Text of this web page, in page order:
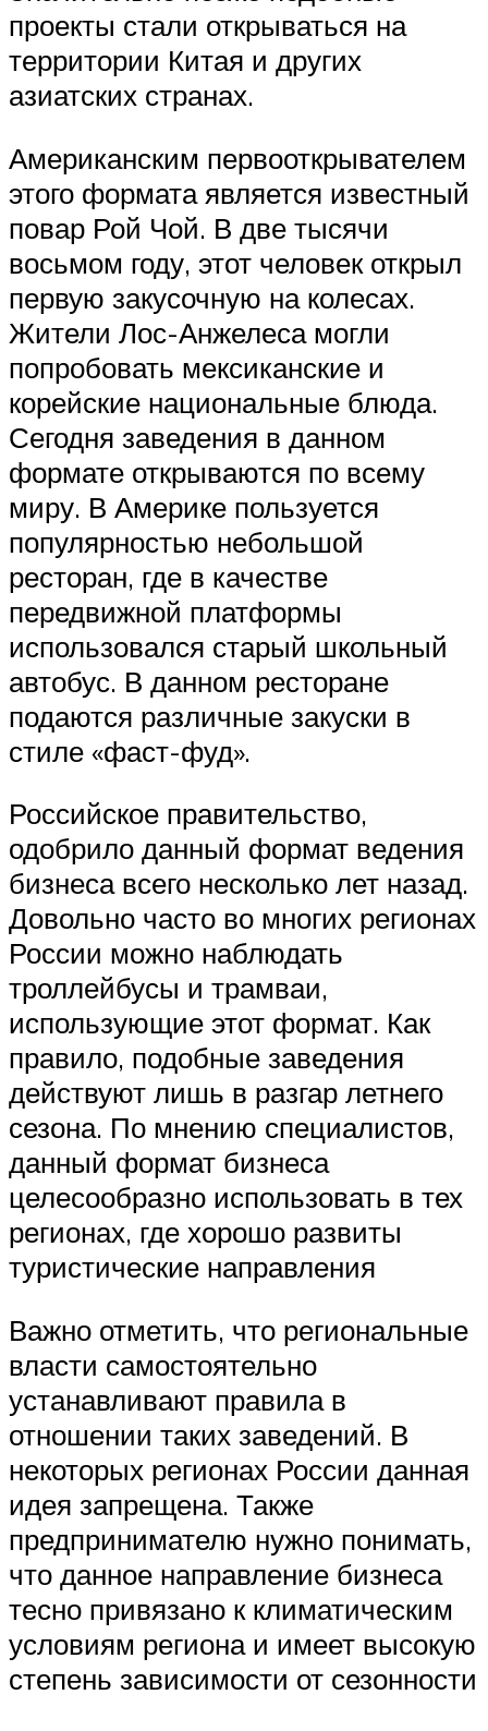
проекты стали открываться на
территории Китая и других
азиатских странах.
Американским первооткрывателем
этого формата является известный
повар Рой Чой. В две тысячи
восьмом году, этот человек открыл
первую закусочную на колесах.
Жители Лос-Анжелеса могли
попробовать мексиканские и
корейские национальные блюда.
Сегодня заведения в данном
формате открываются по всему
миру. В Америке пользуется
популярностью небольшой
ресторан, где в качестве
передвижной платформы
использовался старый школьный
автобус. В данном ресторане
подаются различные закуски в
стиле «фаст-фуд».
Российское правительство,
одобрило данный формат ведения
бизнеса всего несколько лет назад.
Довольно часто во многих регионах
России можно наблюдать
троллейбусы и трамваи,
использующие этот формат. Как
правило, подобные заведения
действуют лишь в разгар летнего
сезона. По мнению специалистов,
данный формат бизнеса
целесообразно использовать в тех
регионах, где хорошо развиты
туристические направления
Важно отметить, что региональные
власти самостоятельно
устанавливают правила в
отношении таких заведений. В
некоторых регионах России данная
идея запрещена. Также
предпринимателю нужно понимать,
что данное направление бизнеса
тесно привязано к климатическим
условиям региона и имеет высокую
степень зависимости от сезонности